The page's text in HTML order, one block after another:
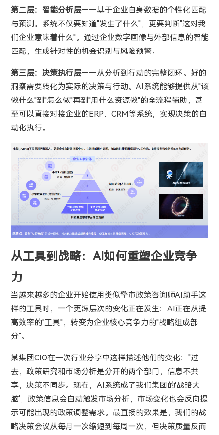
第二层：智能分析层——基于企业自身数据的个性化匹配
与预测。系统不仅要知道"发生了什么"，更要判断"这对我
们企业意味着什么"。通过企业数字画像与外部信息的智能
匹配，生成针对性的机会识别与风险预警。
第三层：决策执行层——从分析到行动的完整闭环。好的
洞察需要转化为实际的决策与行动。AI系统能够提供从"该
做什么"到"怎么做"再到"用什么资源做"的全流程辅助，甚
至可以直接对接企业的ERP、CRM等系统，实现决策的自
动化执行。
从工具到战略：AI如何重塑企业竞争
力
当越来越多的企业开始使用类似擎市政策咨询师AI助手这
样的工具时，一个更深层次的变化正在发生：AI正在从提
高效率的"工具"，转变为企业核心竞争力的"战略组成部
分"。
某集团CIO在一次行业分享中这样描述他们的变化："过
去，政策研究和市场分析是分开的两个部门，信息不共
享，决策不同步。现在，AI系统成了我们集团的'战略大
脑'，政策信息会自动触发市场分析，市场变化也会反向提
示可能出现的政策调整需求。最直接的效果是，我们的战
略决策会议从每月一次缩短到每周一次，但决策质量反而